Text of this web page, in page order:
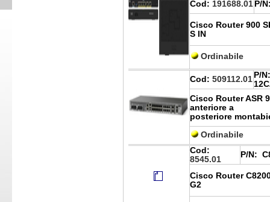
Cod: 191688.01 P/
Cisco Router 900
S IN
Ordinabile
Cod: 509112.01 P/N:
Cisco Router ASR
anteriore a
posteriore
Ordinabile
Cod:
8545.01
P/N:
Cisco Router
G2